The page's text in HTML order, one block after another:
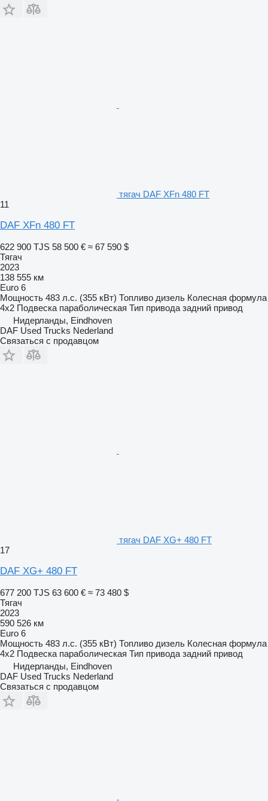
тягач DAF XFn 480 FT
11
DAF XFn 480 FT
622 900 TJS 58 500 € ≈ 67 590 $
Тягач
2023
138 555 км
Euro 6
Мощность 483 л.с. (355 кВт) Топливо дизель Колесная формула
4x2 Подвеска параболическая Тип привода задний привод
Нидерланды, Eindhoven
DAF Used Trucks Nederland
Связаться с продавцом
тягач DAF XG+ 480 FT
17
DAF XG+ 480 FT
677 200 TJS 63 600 € ≈ 73 480 $
Тягач
2023
590 526 км
Euro 6
Мощность 483 л.с. (355 кВт) Топливо дизель Колесная формула
4x2 Подвеска параболическая Тип привода задний привод
Нидерланды, Eindhoven
DAF Used Trucks Nederland
Связаться с продавцом